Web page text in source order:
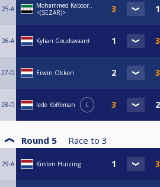
25-A
Mohammed Kaboor..
<(SEZAR)>
26-A Kylian Goudswaаrԁ
27-D Erwin Okken
28-D Iede Koffeman L
Round 5 Race to 3
29-A Kirsten Huizing